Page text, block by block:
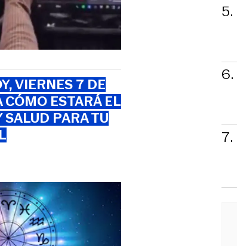
VIERNES 7 DE
ESTARÁ EL
PARA TU
5.
6.
7.